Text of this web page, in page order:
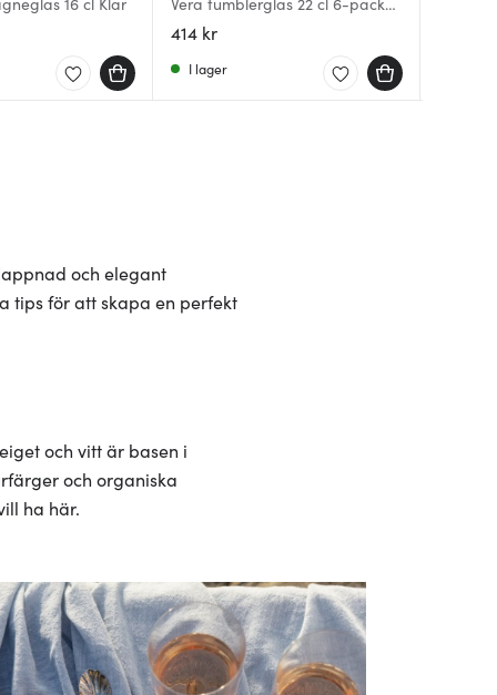
klar
414 kr
I lager
och elegant
tips för att skapa en perfekt
och vitt är basen i
och organiska
ha här.